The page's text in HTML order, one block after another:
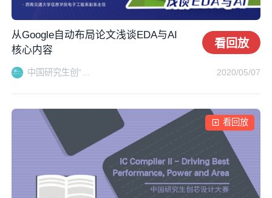
从Google自动布局论文浅谈EDA与AI
核心内容
看回放
中国研究生创“芯”大赛秘书处 2020/05/07
看回放